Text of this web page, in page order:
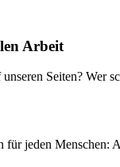
Arbeit
Seiten? Wer
für jeden